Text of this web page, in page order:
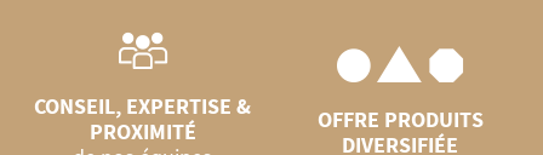
CONSEIL, EXPERTISE &
PROXIMITÉ
OFFRE PRODUITS
DIVERSIFIÉE